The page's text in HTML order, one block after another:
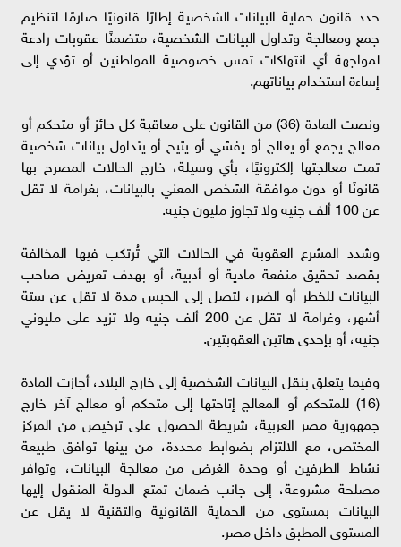
حدد قانون حماية البيانات الشخصية إطارًا قانونيًا صارمًا لتنظيم
جمع ومعالجة وتداول البيانات الشخصية، متضمنًا عقوبات رادعة
لمواجهة أي انتهاكات تمس خصوصية المواطنين أو تؤدي إلى
إساءة استخدام بياناتهم.
ونصت المادة (36) من القانون على معاقبة كل حائز أو متحكم أو
معالج يجمع أو يعالج أو يفشي أو يتيح أو يتداول بيانات شخصية
تمت معالجتها إلكترونيًا، بأي وسيلة، خارج الحالات المصرح بها
قانونًا أو دون موافقة الشخص المعني بالبيانات، بغرامة لا تقل
عن 100 ألف جنيه ولا تجاوز مليون جنيه.
وشدد المشرع العقوبة في الحالات التي تُرتكب فيها المخالفة
بقصد تحقيق منفعة مادية أو أدبية، أو بهدف تعريض صاحب
البيانات للخطر أو الضرر، لتصل إلى الحبس مدة لا تقل عن ستة
أشهر، وغرامة لا تقل عن 200 ألف جنيه ولا تزيد على مليوني
جنيه، أو بإحدى هاتين العقوبتين.
وفيما يتعلق بنقل البيانات الشخصية إلى خارج البلاد، أجازت المادة
(16) للمتحكم أو المعالج إتاحتها إلى متحكم أو معالج آخر خارج
جمهورية مصر العربية، شريطة الحصول على ترخيص من المركز
المختص، مع الالتزام بضوابط محددة، من بينها توافق طبيعة
نشاط الطرفين أو وحدة الغرض من معالجة البيانات، وتوافر
مصلحة مشروعة، إلى جانب ضمان تمتع الدولة المنقول إليها
البيانات بمستوى من الحماية القانونية والتقنية لا يقل عن
المستوى المطبق داخل مصر.